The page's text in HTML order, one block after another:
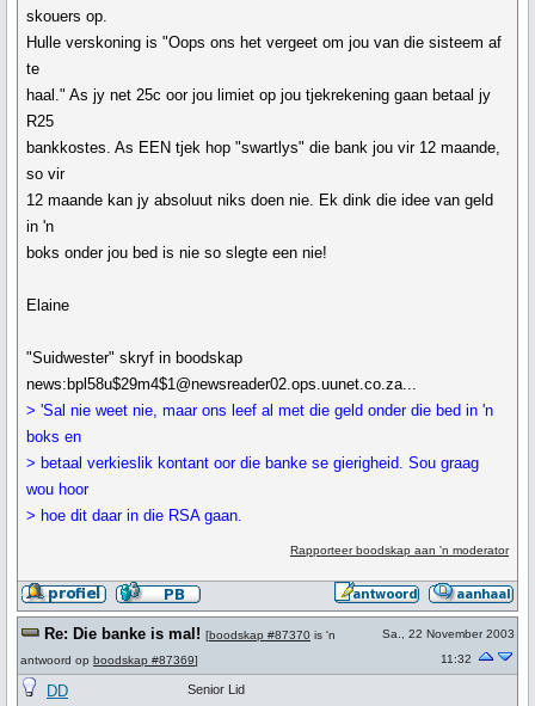
skouers op.
Hulle verskoning is "Oops ons het vergeet om jou van die sisteem af
te
haal." As jy net 25c oor jou limiet op jou tjekrekening gaan betaal jy
R25
bankkostes. As EEN tjek hop "swartlys" die bank jou vir 12 maande,
so vir
12 maande kan jy absoluut niks doen nie. Ek dink die idee van geld
in 'n
boks onder jou bed is nie so slegte een nie!
Elaine
"Suidwester" skryf in boodskap
news:bpl58u$29m4$1@newsreader02.ops.uunet.co.za...
> 'Sal nie weet nie, maar ons leef al met die geld onder die bed in 'n
boks en
> betaal verkieslik kontant oor die banke se gierigheid. Sou graag
wou hoor
> hoe dit daar in die RSA gaan.
Rapporteer boodskap aan 'n moderator
Re: Die banke is mal! [boodskap #87370 is 'n
antwoord op boodskap #87369]
Sa., 22 November 2003
11:32
DD Senior Lid